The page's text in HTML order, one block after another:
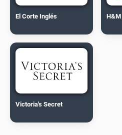
El Corte Inglés H&M
Victoria's Secret